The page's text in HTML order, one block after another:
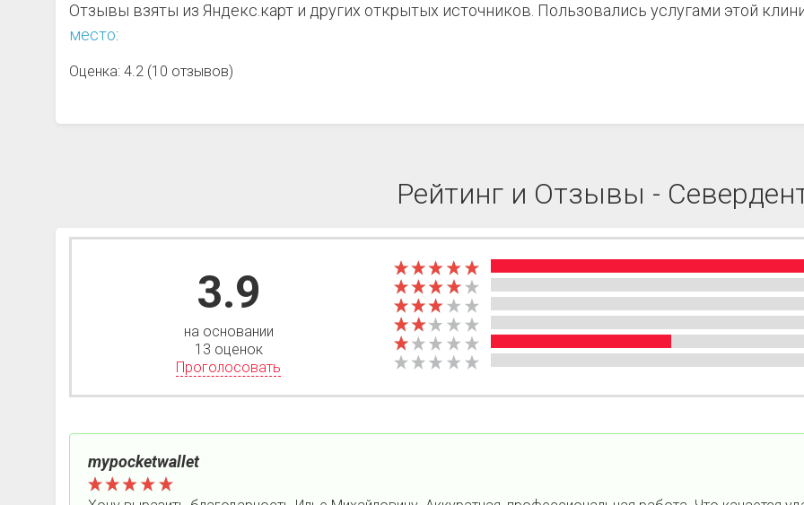
Отзывы взяты из Яндекс.карт и других открытых источников. Пользовались услугами этой
место:
Оценка: 4.2 (10 отзывов)
Рейтинг и Отзывы -
3.9
на основании
13 оценок
Проголосовать
mypocketwallet